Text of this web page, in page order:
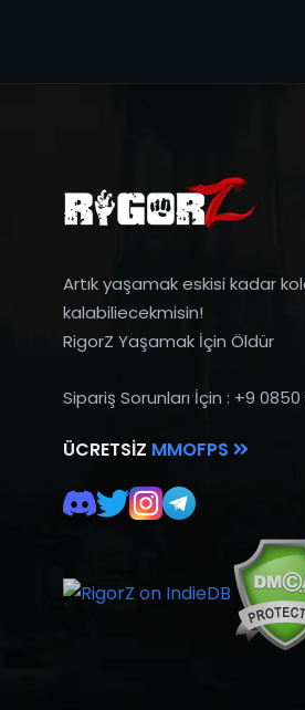
Artık yaşamak eskisi kadar
kalabiliecekmisin!
RigorZ Yaşamak İçin Öldür
Sipariş Sorunları İçin : +9
ÜCRETSIZ MMOFPS